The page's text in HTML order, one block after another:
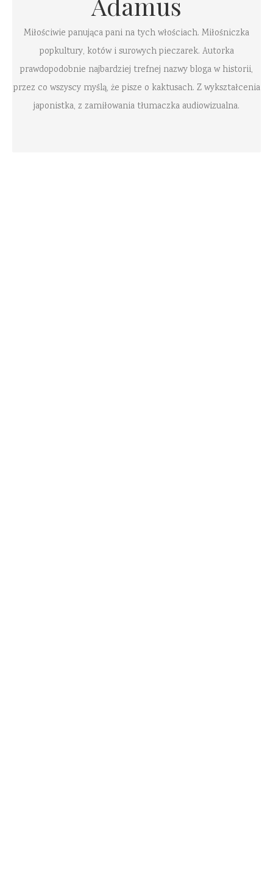
Miłościwie panująca pani na tych włościach. Miłośniczka
popkultury, kotów i surowych pieczarek. Autorka
prawdopodobnie najbardziej trefnej nazwy bloga w historii,
przez co wszyscy myślą, że pisze o kaktusach. Z wykształcenia
japonistka, z zamiłowania tłumaczka audiowizualna.